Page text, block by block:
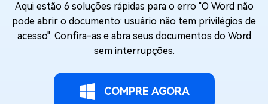
Aqui estão 6 soluções rápidas para o erro "O Word não
pode abrir o documento: usuário não tem privilégios de
acesso". Confira-as e abra seus documentos do Word
sem interrupções.
COMPRE AGORA